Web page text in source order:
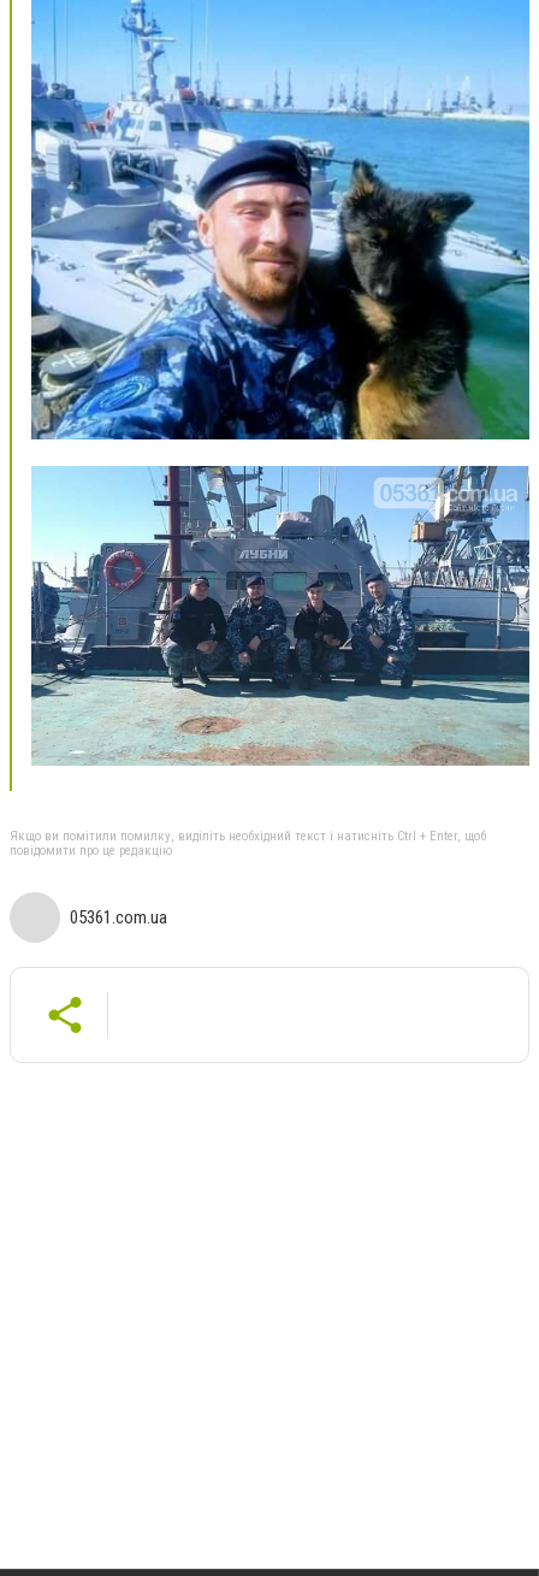
Якщо ви помітили помилку, виділіть необхідний текст і натисніть Ctrl + Enter, щоб
повідомити про це редакцію
05361.com.ua